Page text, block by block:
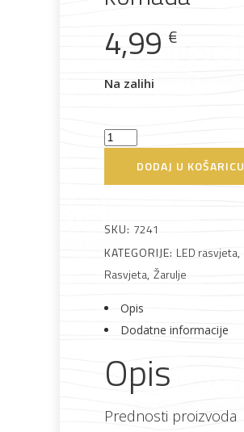
lakovi materijali
galanterija
4,99 €
Na zalihi
LED
4000K
3
komada
DODAJ U KOŠARICU
SKU: 7241
KATEGORIJE: LED rasvjeta,
Rasvjeta, Žarulje
Opis
Dodatne informacije
Opis
Prednosti proizvoda